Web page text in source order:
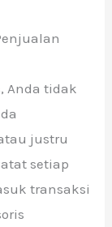
Anda tidak
justru
setiap
transaksi